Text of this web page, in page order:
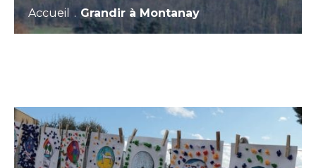
Accueil . Grandir à Montanay